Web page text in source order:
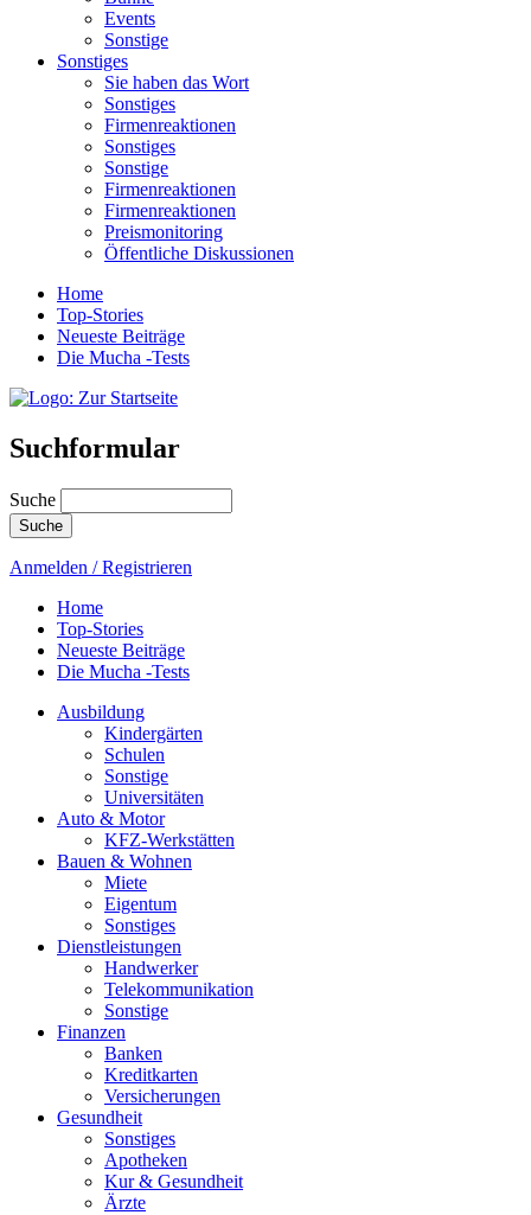
Events
Sonstige
Sonstiges
Sie haben das Wort
Sonstiges
Firmenreaktionen
Sonstiges
Sonstige
Firmenreaktionen
Firmenreaktionen
Preismonitoring
Öffentliche Diskussionen
Home
Top-Stories
Neueste Beiträge
Die Mucha -Tests
Suchformular
Suche
Anmelden / Registrieren
Home
Top-Stories
Neueste Beiträge
Die Mucha -Tests
Ausbildung
Kindergärten
Schulen
Sonstige
Universitäten
Auto & Motor
KFZ-Werkstätten
Bauen & Wohnen
Miete
Eigentum
Sonstiges
Dienstleistungen
Handwerker
Telekommunikation
Sonstige
Finanzen
Banken
Kreditkarten
Versicherungen
Gesundheit
Sonstiges
Apotheken
Kur & Gesundheit
Ärzte